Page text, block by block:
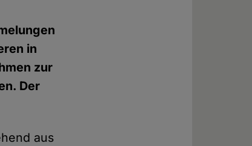
in
zur
Der
aus